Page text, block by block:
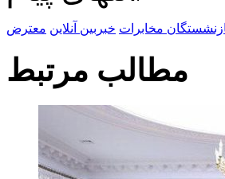
مخابرات خبربین آنلاین معترض
مطالب مرتبط